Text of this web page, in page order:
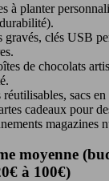
à planter
gravés, clés USB
de chocolats
réutilisables, sacs
cadeaux pour
magazines
moyenne
à 100€)